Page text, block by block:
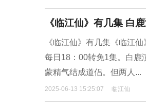
《临江仙》有几集 白
《临江仙》有几集《临江
每日18：00转免1集。白鹿
蒙精气结成道侣。但两人...
2025-06-13 15:25:07 临江仙